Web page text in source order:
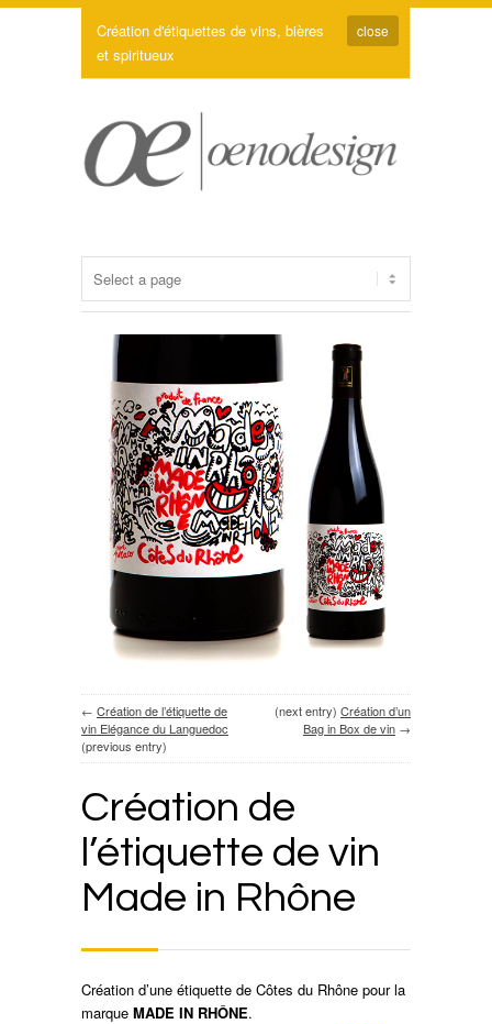
Création d'étiquettes de vins, bières
et spiritueux
close
← Création de l’étiquette de
vin Elégance du Languedoc
(previous entry)
(next entry) Création d’un
Bag in Box de vin →
Création de
l’étiquette de vin
Made in Rhône
Création d’une étiquette de Côtes du Rhône pour la
marque MADE IN RHÔNE.